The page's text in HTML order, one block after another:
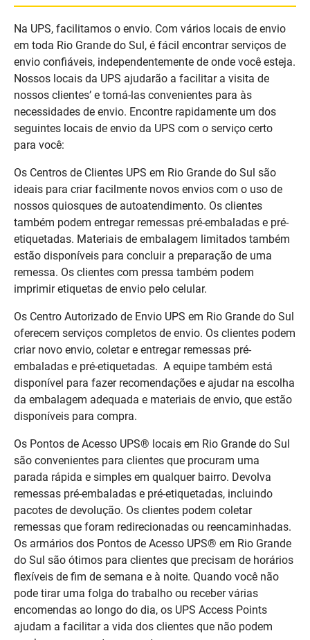
Na UPS, facilitamos o envio. Com vários locais de envio
em toda Rio Grande do Sul, é fácil encontrar serviços de
envio confiáveis, independentemente de onde você esteja.
Nossos locais da UPS ajudarão a facilitar a visita de
nossos clientes’ e torná-las convenientes para às
necessidades de envio. Encontre rapidamente um dos
seguintes locais de envio da UPS com o serviço certo
para você:
Os Centros de Clientes UPS em Rio Grande do Sul são
ideais para criar facilmente novos envios com o uso de
nossos quiosques de autoatendimento. Os clientes
também podem entregar remessas pré-embaladas e pré-
etiquetadas. Materiais de embalagem limitados também
estão disponíveis para concluir a preparação de uma
remessa. Os clientes com pressa também podem
imprimir etiquetas de envio pelo celular.
Os Centro Autorizado de Envio UPS em Rio Grande do Sul
oferecem serviços completos de envio. Os clientes podem
criar novo envio, coletar e entregar remessas pré-
embaladas e pré-etiquetadas. A equipe também está
disponível para fazer recomendações e ajudar na escolha
da embalagem adequada e materiais de envio, que estão
disponíveis para compra.
Os Pontos de Acesso UPS® locais em Rio Grande do Sul
são convenientes para clientes que procuram uma
parada rápida e simples em qualquer bairro. Devolva
remessas pré-embaladas e pré-etiquetadas, incluindo
pacotes de devolução. Os clientes podem coletar
remessas que foram redirecionadas ou reencaminhadas.
Os armários dos Pontos de Acesso UPS® em Rio Grande
do Sul são ótimos para clientes que precisam de horários
flexíveis de fim de semana e à noite. Quando você não
pode tirar uma folga do trabalho ou receber várias
encomendas ao longo do dia, os UPS Access Points
ajudam a facilitar a vida dos clientes que não podem